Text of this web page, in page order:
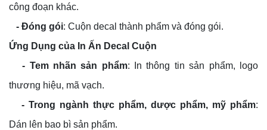
công đoạn khác.
- Đóng gói: Cuộn decal thành phẩm và đóng gói.
Ứng Dụng của In Ấn Decal Cuộn
- Tem nhãn sản phẩm: In thông tin sản phẩm, logo
thương hiệu, mã vạch.
- Trong ngành thực phẩm, dược phẩm, mỹ phẩm:
Dán lên bao bì sản phẩm.